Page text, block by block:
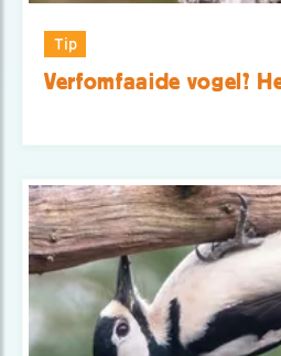
Tip
Verfomfaaide vogel?